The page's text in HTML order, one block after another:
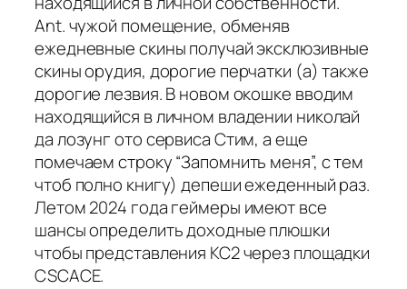
Ant. чужой помещение, обменяв
ежедневные скины получай эксклюзивные
скины орудия, дорогие перчатки (а) также
дорогие лезвия. В новом окошке вводим
находящийся в личном владении николай
да лозунг ото сервиса Стим, а еще
помечаем строку “Запомнить меня”, с тем
чтоб полно книгу) депеши ежеденный раз.
Летом 2024 года геймеры имеют все
шансы определить доходные плюшки
чтобы представления КС2 через площадки
CSCACE.